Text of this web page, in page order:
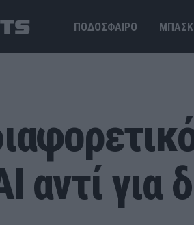
ΠΟΔΟΣΦΑΙΡΟ
αντί για